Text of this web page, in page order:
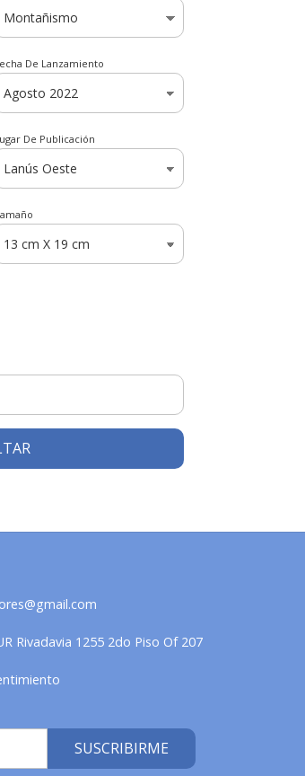
De Lanzamiento
De Publicación
Rivadavia 1255 2do Piso Of 207
SUSCRIBIRME